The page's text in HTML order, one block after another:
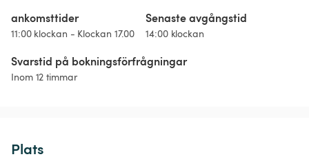
ankomsttider
11:00 klockan - Klockan 17.00
Senaste avgångstid
14:00 klockan
Svarstid på bokningsförfrågningar
Inom 12 timmar
Plats